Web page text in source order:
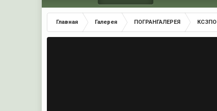
Главная Галерея ПОГРАНГАЛЕРЕЯ КСЗПО